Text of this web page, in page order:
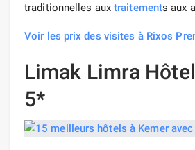
traditionnelles aux traitements aux
Voir les prix des visites à Rixos
Limak Limra
5*